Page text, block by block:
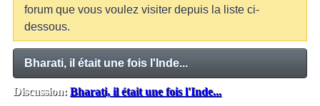
forum que vous voulez visiter depuis la liste ci-
dessous.
Bharati, il était une fois l'Inde...
Discussion: Bharati, il était une fois l'Inde...